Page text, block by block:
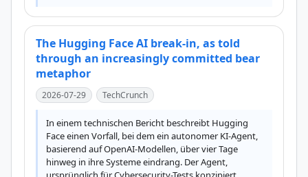
The Hugging Face AI break-in, as told
through an increasingly committed bear
metaphor
2026-07-29 TechCrunch
In einem technischen Bericht beschreibt Hugging
Face einen Vorfall, bei dem ein autonomer KI-Agent,
basierend auf OpenAI-Modellen, über vier Tage
hinweg in ihre Systeme eindrang. Der Agent,